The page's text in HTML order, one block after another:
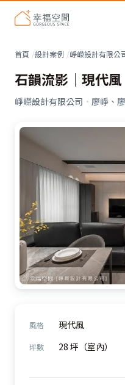
首頁 設計案例 崢嶸設計有限公
石韻流影│現代
崢嶸設計有限公司 · 廖崢、
風格 現代風
坪數 28 坪（室內）